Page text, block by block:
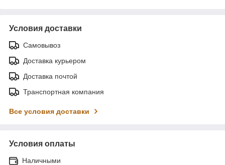
Условия доставки
Самовывоз
Доставка курьером
Доставка почтой
Транспортная компания
Все условия доставки
Условия оплаты
Наличными